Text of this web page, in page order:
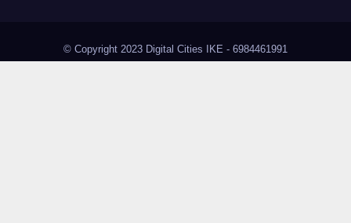
© Copyright 2023 Digital Cities IKE - 6984461991